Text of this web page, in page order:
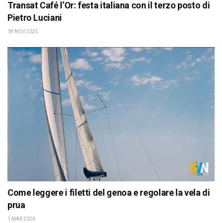
Transat Café l’Or: festa italiana con il terzo posto di
Pietro Luciani
18 NOV 2025
Come leggere i filetti del genoa e regolare la vela di
prua
1 MAR 2026